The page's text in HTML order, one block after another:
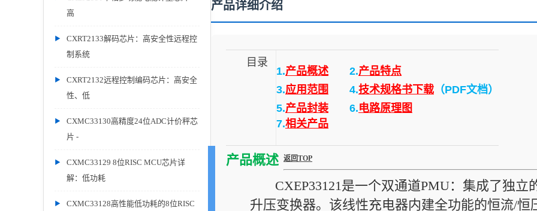
高
CXRT2133解码芯片：高安全性远程控
制系统
CXRT2132远程控制编码芯片：高安全
性、低
CXMC33130高精度24位ADC计价秤芯
片 -
CXMC33129 8位RISC MCU芯片详
解：低功耗
CXMC33128高性能低功耗的8位RISC
产品详细介绍
目录
1.产品概述 2.产品特点
3.应用范围 4.技术规格书下载 （PDF文档）
5.产品封装 6.电路原理图
7.相关产品
产品概述 返回TOP
CXEP33121是一个双通道PMU：集成了独立
升压变换器。该线性充电器内建全功能的恒流/